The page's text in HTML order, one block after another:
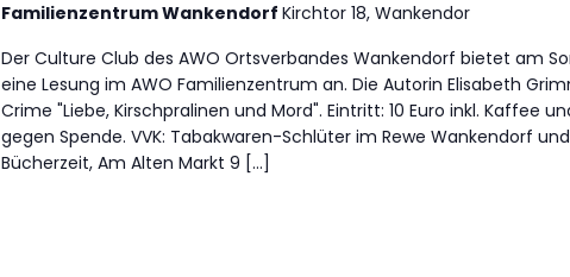
Familienzentrum Wankendorf Kirchtor 18, Wankendor
Der Culture Club des AWO Ortsverbandes Wankendorf bietet am
eine Lesung im AWO Familienzentrum an. Die Autorin Elisabeth
Crime "Liebe, Kirschpralinen und Mord". Eintritt: 10 Euro inkl. Kaffee
gegen Spende. VVK: Tabakwaren-Schlüter im Rewe Wankendorf
Bücherzeit, Am Alten Markt 9 […]